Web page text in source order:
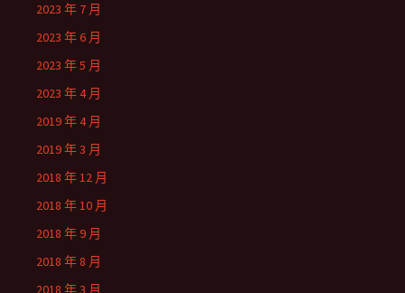
2023 年 7 月
2023 年 6 月
2023 年 5 月
2023 年 4 月
2019 年 4 月
2019 年 3 月
2018 年 12 月
2018 年 10 月
2018 年 9 月
2018 年 8 月
2018 年 3 月